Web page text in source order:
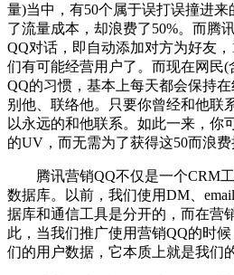
量)当中，有50个属于误打误撞进
了流量成本，却浪费了50%。而腾
QQ对话，即自动添加对方为好友
们有可能经营用户了。而现在网民
QQ的习惯，基本上每天都会保持
别他、联络他。只要你曾经和他联
以永远的和他联系。如此一来，你
的UV，而无需为了获得这50而浪费
腾讯营销QQ不仅是一个CRM工
数据库。以前，我们使用DM、
据库和通信工具是分开的，而在营
此，当我们推广使用营销QQ的时
们的用户数据，它本质上就是我们